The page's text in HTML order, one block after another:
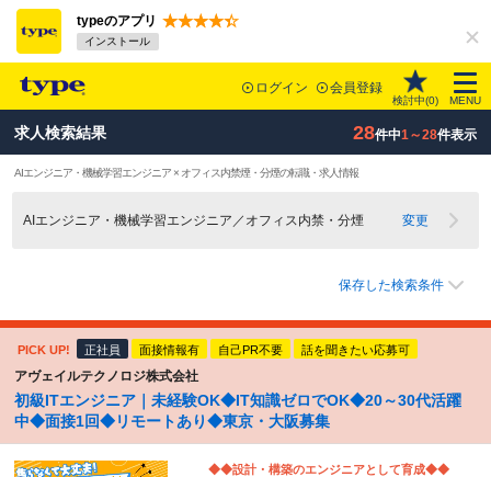
typeのアプリ
インストール
ログイン 会員登録
検討中(0) MENU
求人検索結果 28件中1～28件表示
AIエンジニア・機械学習エンジニア × オフィス内禁煙・分煙の転職・求人情報
AIエンジニア・機械学習エンジニア／オフィス内禁・分煙 変更
保存した検索条件
PICK UP! 正社員 面接情報有 自己PR不要 話を聞きたい応募可
アヴェイルテクノロジ株式会社
初級ITエンジニア｜未経験OK◆IT知識ゼロでOK◆20～30代活躍
中◆面接1回◆リモートあり◆東京・大阪募集
◆◆設計・構築のエンジニアとして育成◆◆